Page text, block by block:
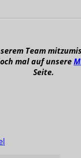
Team
mal auf unsere
Seite.